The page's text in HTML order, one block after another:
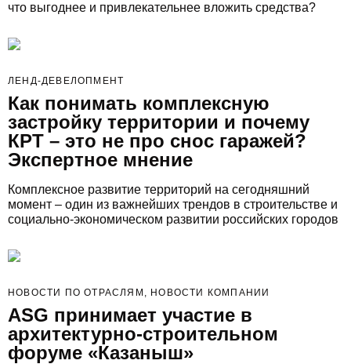
что выгоднее и привлекательнее вложить средства?
ЛЕНД-ДЕВЕЛОПМЕНТ
Как понимать комплексную
застройку территории и почему
КРТ – это не про снос гаражей?
Экспертное мнение
Комплексное развитие территорий на сегодняшний
момент – один из важнейших трендов в строительстве и
социально-экономическом развитии российских городов
НОВОСТИ ПО ОТРАСЛЯМ, НОВОСТИ КОМПАНИИ
ASG принимает участие в
архитектурно-строительном
форуме «Казаныш»